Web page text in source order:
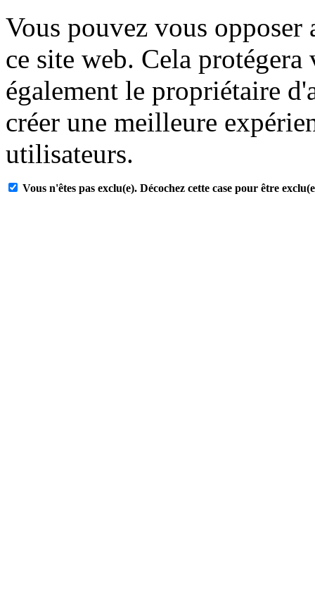
Vous pouvez vous
ce site web. Cela
également le propriétaire
créer une meilleure
utilisateurs.
Vous n'êtes pas exclu(e). Décochez cette case pour être